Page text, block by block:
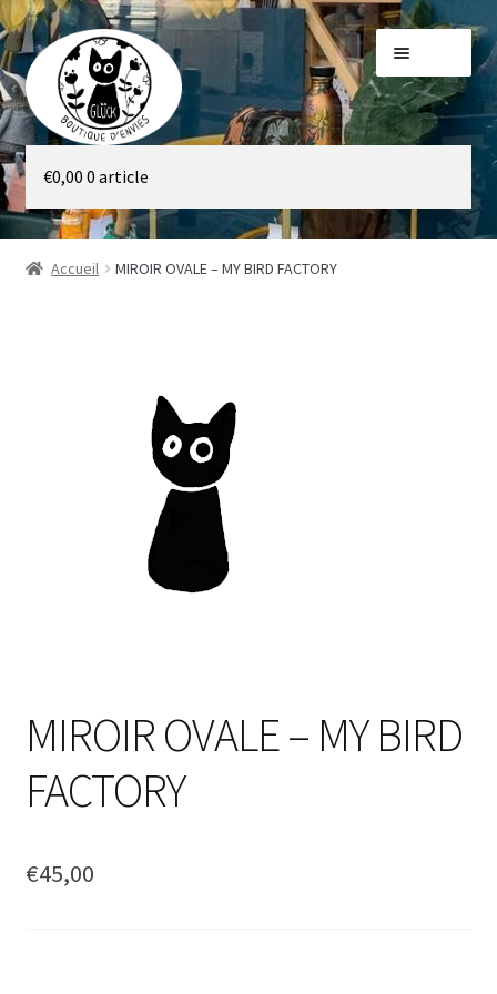
Aller
à
la
navigation
Aller
au
contenu
Galerie
Boutique
€0,00 0 article
Accueil MIROIR OVALE – MY BIRD FACTORY
MIROIR OVALE – MY BIRD
FACTORY
€45,00